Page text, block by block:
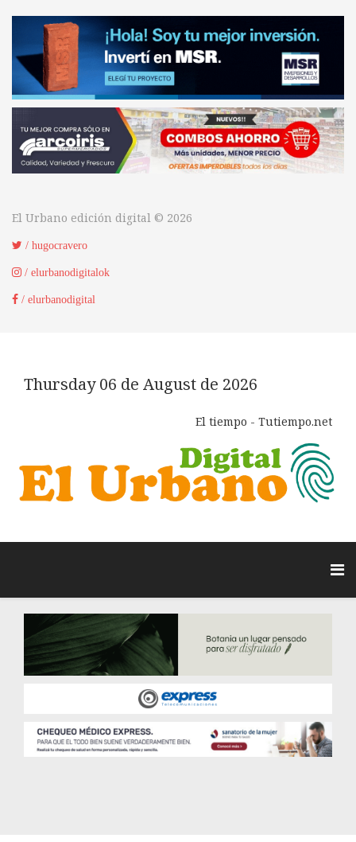
El Urbano edición digital © 2026
/ hugocravero
/ elurbanodigitalok
/ elurbanodigital
Thursday 06 de August de 2026
El tiempo - Tutiempo.net